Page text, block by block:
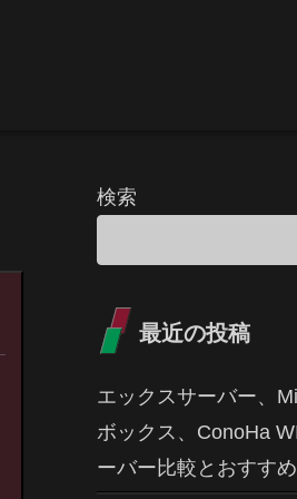
検索
最近の投稿
エックスサーバー、
ボックス、ConoHa
ーバー比較とおすすめ